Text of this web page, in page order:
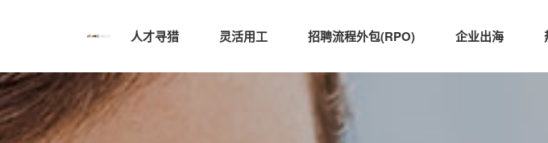
人才寻猎 灵活用工 招聘流程外包(RPO) 企业出海